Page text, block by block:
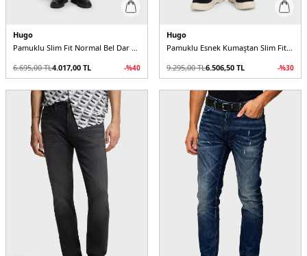
Hugo
Pamuklu Slim Fit Normal Bel Dar Paça Jeans Erkek Kot Pantolon
6.695,00TL4.017,00 TL -%40
Hugo
Pamuklu Esnek Kumaştan Slim Fit Dar Paça Jeans Erkek Kot Pantolon
9.295,00TL6.506,50 TL -%30